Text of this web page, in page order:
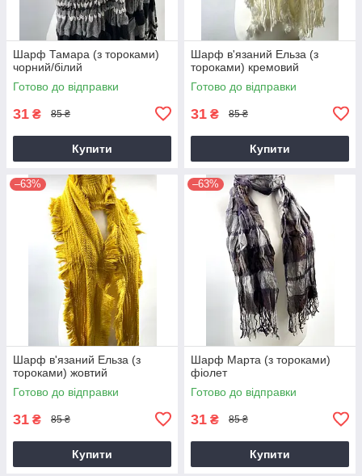
Шарф Тамара (з тороками)
чорний/білий
Готово до відправки
31 ₴ 85 ₴
Купити
Шарф в'язаний Ельза (з
тороками) кремовий
Готово до відправки
31 ₴ 85 ₴
Купити
–63%
Шарф в'язаний Ельза (з
тороками) жовтий
Готово до відправки
31 ₴ 85 ₴
Купити
–63%
Шарф Марта (з тороками)
фіолет
Готово до відправки
31 ₴ 85 ₴
Купити